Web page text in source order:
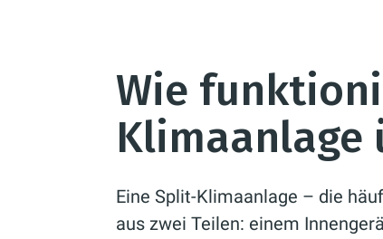
Wie
Klimaanlage
Eine Split-Klimaanlage – die
aus zwei Teilen: einem